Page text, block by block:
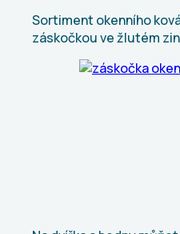
Sortiment okenního
záskočkou ve žlutém